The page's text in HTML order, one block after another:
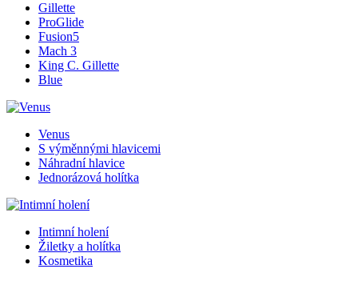
Gillette
ProGlide
Fusion5
Mach 3
King C. Gillette
Blue
Venus
S výměnnými hlavicemi
Náhradní hlavice
Jednorázová holítka
Intimní holení
Žiletky a holítka
Kosmetika